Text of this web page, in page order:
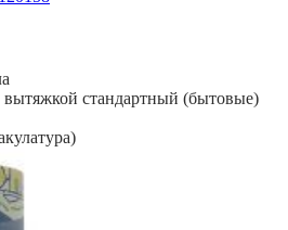
стандартный (бытовые)